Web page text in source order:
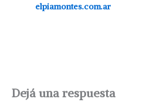
elpiamontes.com.ar
Dejá una respuesta